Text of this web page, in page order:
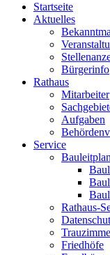
Startseite
Aktuelles
Bürgerinfo
Rathaus
Mitarbeiter
Aufgaben
Service
Rathaus-
Friedhöfe